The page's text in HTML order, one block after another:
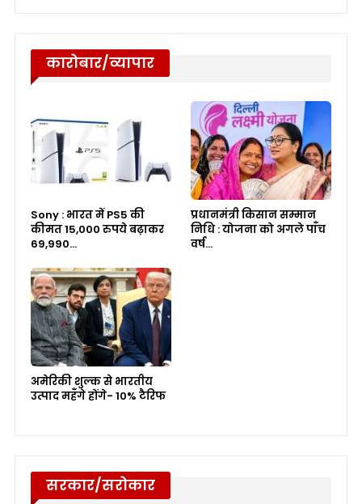
कारोबार/व्यापार
Sony : भारत में PS5 की
कीमत 15,000 रुपये बढ़ाकर
69,990…
प्रधानमंत्री किसान सम्मान
निधि : योजना को अगले पाँच
वर्ष…
अमेरिकी शुल्क से भारतीय
उत्पाद महँगे होंगे- 10% टैरिफ
सरकार/सरोकार